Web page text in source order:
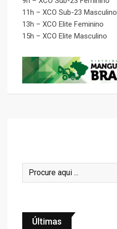
11h – XCO Sub-23 Masculino
13h – XCO Elite Feminino
15h – XCO Elite Masculino
Últimas